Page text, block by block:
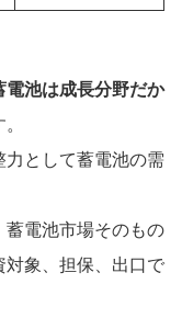
電池は成長分野だか
力として蓄電池の需
蓄電池市場そのもの
対象、担保、出口で